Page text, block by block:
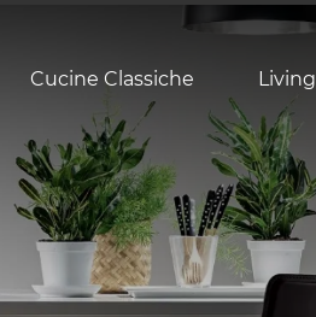
Cucine Classiche Living